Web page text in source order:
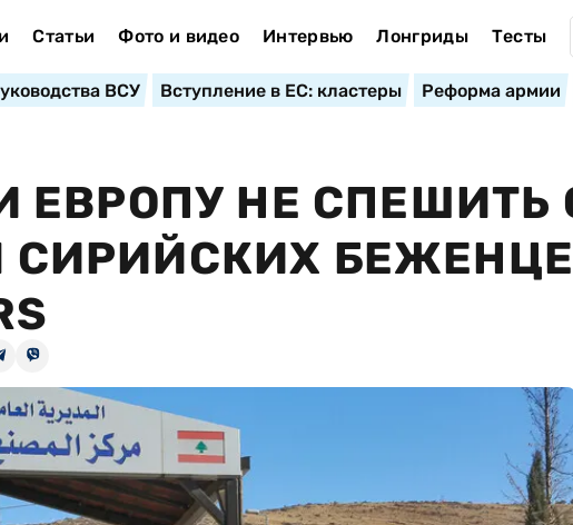
Статьи Фото и видео Интервью Лонгриды Тесты
ВСУ Вступление в ЕС: кластеры Реформа армии
ЕВРОПУ НЕ СПЕШИТЬ